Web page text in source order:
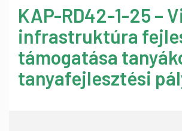
KAP-RD42-1-25 –
infrastruktúra
támogatása
tanyafejlesztési